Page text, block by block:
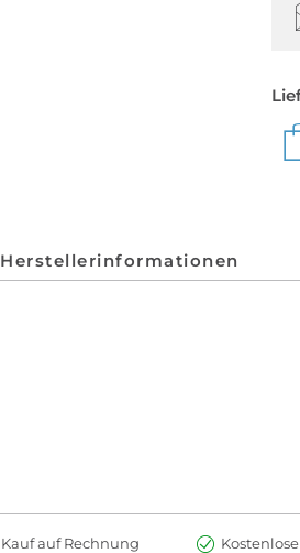
Herstellerinformationen
Kauf auf Rechnung